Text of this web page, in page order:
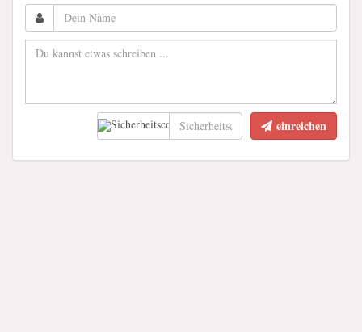
einreichen